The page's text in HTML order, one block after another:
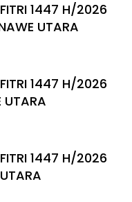
1447 H/2026
UTARA
1447 H/2026
UTARA
1447 H/2026